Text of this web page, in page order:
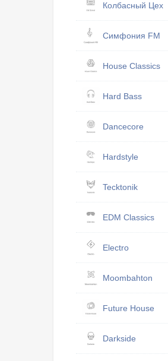
Кол­бас­ный Цех
Симфония FM
House Classics
Hard Bass
Dancecore
Hardstyle
Tecktonik
EDM Classics
Electro
Moombahton
Future House
Darkside